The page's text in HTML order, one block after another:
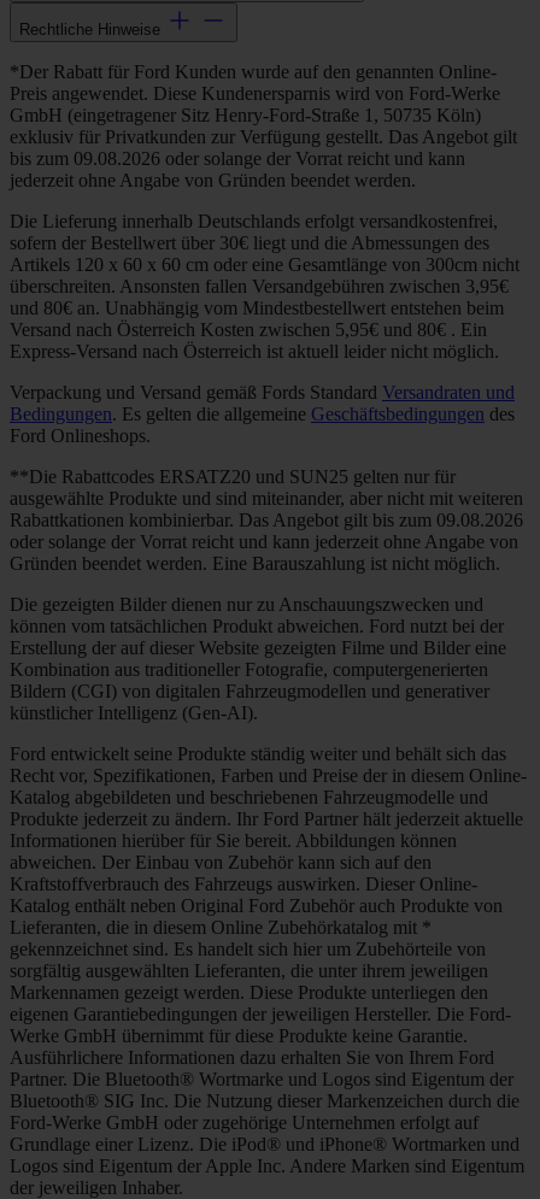
Rechtliche Hinweise
*Der Rabatt für Ford Kunden wurde auf den genannten Online-
Preis angewendet. Diese Kundenersparnis wird von Ford-Werke
GmbH (eingetragener Sitz Henry-Ford-Straße 1, 50735 Köln)
exklusiv für Privatkunden zur Verfügung gestellt. Das Angebot gilt
bis zum 09.08.2026 oder solange der Vorrat reicht und kann
jederzeit ohne Angabe von Gründen beendet werden.
Die Lieferung innerhalb Deutschlands erfolgt versandkostenfrei,
sofern der Bestellwert über 30€ liegt und die Abmessungen des
Artikels 120 x 60 x 60 cm oder eine Gesamtlänge von 300cm nicht
überschreiten. Ansonsten fallen Versandgebühren zwischen 3,95€
und 80€ an. Unabhängig vom Mindestbestellwert entstehen beim
Versand nach Österreich Kosten zwischen 5,95€ und 80€ . Ein
Express-Versand nach Österreich ist aktuell leider nicht möglich.
Verpackung und Versand gemäß Fords Standard Versandraten und
Bedingungen. Es gelten die allgemeine Geschäftsbedingungen des
Ford Onlineshops.
**Die Rabattcodes ERSATZ20 und SUN25 gelten nur für
ausgewählte Produkte und sind miteinander, aber nicht mit weiteren
Rabattkationen kombinierbar. Das Angebot gilt bis zum 09.08.2026
oder solange der Vorrat reicht und kann jederzeit ohne Angabe von
Gründen beendet werden. Eine Barauszahlung ist nicht möglich.
Die gezeigten Bilder dienen nur zu Anschauungszwecken und
können vom tatsächlichen Produkt abweichen. Ford nutzt bei der
Erstellung der auf dieser Website gezeigten Filme und Bilder eine
Kombination aus traditioneller Fotografie, computergenerierten
Bildern (CGI) von digitalen Fahrzeugmodellen und generativer
künstlicher Intelligenz (Gen-AI).
Ford entwickelt seine Produkte ständig weiter und behält sich das
Recht vor, Spezifikationen, Farben und Preise der in diesem Online-
Katalog abgebildeten und beschriebenen Fahrzeugmodelle und
Produkte jederzeit zu ändern. Ihr Ford Partner hält jederzeit aktuelle
Informationen hierüber für Sie bereit. Abbildungen können
abweichen. Der Einbau von Zubehör kann sich auf den
Kraftstoffverbrauch des Fahrzeugs auswirken. Dieser Online-
Katalog enthält neben Original Ford Zubehör auch Produkte von
Lieferanten, die in diesem Online Zubehörkatalog mit *
gekennzeichnet sind. Es handelt sich hier um Zubehörteile von
sorgfältig ausgewählten Lieferanten, die unter ihrem jeweiligen
Markennamen gezeigt werden. Diese Produkte unterliegen den
eigenen Garantiebedingungen der jeweiligen Hersteller. Die Ford-
Werke GmbH übernimmt für diese Produkte keine Garantie.
Ausführlichere Informationen dazu erhalten Sie von Ihrem Ford
Partner. Die Bluetooth® Wortmarke und Logos sind Eigentum der
Bluetooth® SIG Inc. Die Nutzung dieser Markenzeichen durch die
Ford-Werke GmbH oder zugehörige Unternehmen erfolgt auf
Grundlage einer Lizenz. Die iPod® und iPhone® Wortmarken und
Logos sind Eigentum der Apple Inc. Andere Marken sind Eigentum
der jeweiligen Inhaber.